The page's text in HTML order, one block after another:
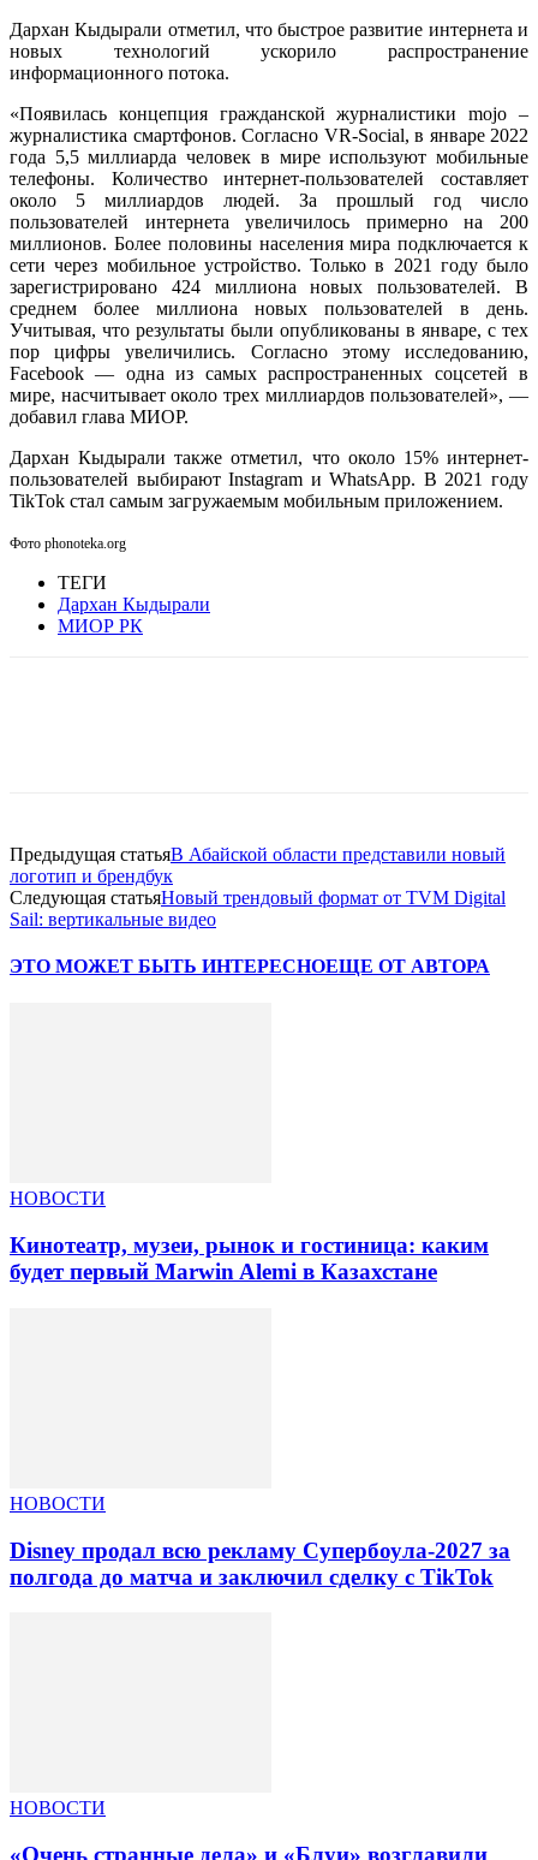
Дархан Кыдырали отметил, что быстрое развитие интернета и
новых технологий ускорило распространение
информационного потока.
«Появилась концепция гражданской журналистики mojo –
журналистика смартфонов. Согласно VR-Social, в январе 2022
года 5,5 миллиарда человек в мире используют мобильные
телефоны. Количество интернет-пользователей составляет
около 5 миллиардов людей. За прошлый год число
пользователей интернета увеличилось примерно на 200
миллионов. Более половины населения мира подключается к
сети через мобильное устройство. Только в 2021 году было
зарегистрировано 424 миллиона новых пользователей. В
среднем более миллиона новых пользователей в день.
Учитывая, что результаты были опубликованы в январе, с тех
пор цифры увеличились. Согласно этому исследованию,
Facebook — одна из самых распространенных соцсетей в
мире, насчитывает около трех миллиардов пользователей», —
добавил глава МИОР.
Дархан Кыдырали также отметил, что около 15% интернет-
пользователей выбирают Instagram и WhatsApp. В 2021 году
TikTok стал самым загружаемым мобильным приложением.
Фото phonoteka.org
ТЕГИ
Дархан Кыдырали
МИОР РК
Предыдущая статьяВ Абайской области представили новый
логотип и брендбук
Следующая статьяНовый трендовый формат от TVM Digital
Sail: вертикальные видео
ЭТО МОЖЕТ БЫТЬ ИНТЕРЕСНОЕЩЕ ОТ АВТОРА
НОВОСТИ
Кинотеатр, музеи, рынок и гостиница: каким
будет первый Marwin Alemi в Казахстане
НОВОСТИ
Disney продал всю рекламу Супербоула-2027 за
полгода до матча и заключил сделку с TikTok
НОВОСТИ
«Очень странные дела» и «Блуи» возглавили